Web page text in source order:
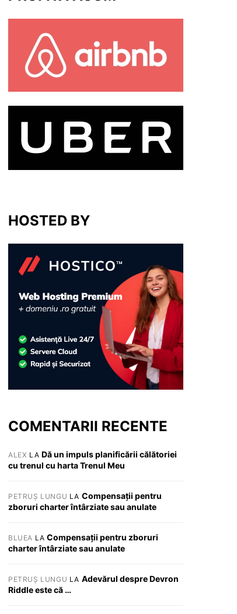
HOSTED BY
COMENTARII RECENTE
ALEX LA Dă un impuls planificării călătoriei
cu trenul cu harta Trenul Meu
PETRUȘ LUNGU LA Compensații pentru
zboruri charter întârziate sau anulate
BLUEA LACompensații pentru zboruri
charter întârziate sau anulate
PETRUȘ LUNGU LA Adevărul despre Devron
Riddle este că …